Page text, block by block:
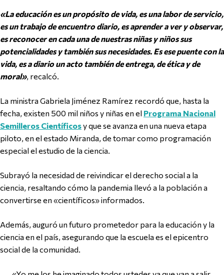
«La educación es un propósito de vida, es una labor de servicio,
es un trabajo de encuentro diario, es aprender a ver y observar,
es reconocer en cada una de nuestras niñas y niños sus
potencialidades y también sus necesidades. Es ese puente con la
vida, es a diario un acto también de entrega, de ética y de
moral», recalcó.
La ministra Gabriela Jiménez Ramírez recordó que, hasta la
fecha, existen 500 mil niños y niñas en el Programa Nacional
Semilleros Científicosy que se avanza en una nueva etapa
piloto, en el estado Miranda, de tomar como programación
especial el estudio de la ciencia.
Subrayó la necesidad de reivindicar el derecho social a la
ciencia, resaltando cómo la pandemia llevó a la población a
convertirse en «científicos» informados.
Además, auguró un futuro prometedor para la educación y la
ciencia en el país, asegurando que la escuela es el epicentro
social de la comunidad.